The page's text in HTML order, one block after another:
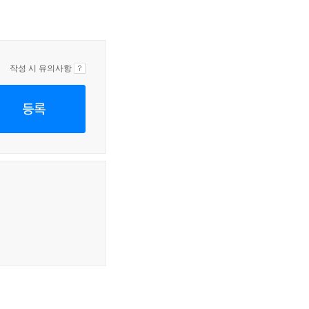
작성 시 유의사항
등록